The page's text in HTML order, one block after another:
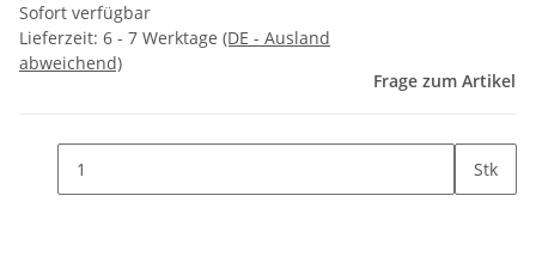
Sofort verfügbar
Lieferzeit: 6 - 7 Werktage (DE - Ausland
abweichend)
Frage zum Artikel
Stk